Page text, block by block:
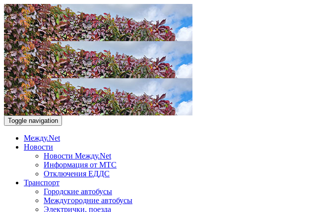
Toggle navigation
Между.Net
Новости
Новости Между.Net
Информация от МТС
Отключения ЕДДС
Транспорт
Городские автобусы
Междугородние автобусы
Электрички, поезда